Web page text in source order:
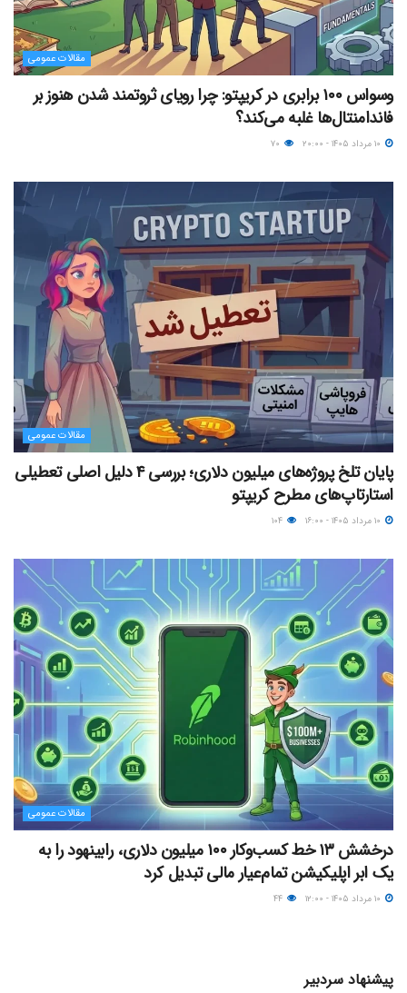
مقالات عمومی
وسواس ۱۰۰ برابری در کریپتو: چرا رویای ثروتمند شدن هنوز بر
فاندامنتال‌ها غلبه می‌کند؟
مقالات عمومی
پایان تلخ پروژه‌های میلیون دلاری؛ بررسی ۴ دلیل اصلی تعطیلی
استارتاپ‌های مطرح کریپتو
مقالات عمومی
درخشش ۱۳ خط کسب‌وکار ۱۰۰ میلیون دلاری، رابینهود را به
یک ابر اپلیکیشن تمام‌عیار مالی تبدیل کرد
پیشنهاد سردبیر